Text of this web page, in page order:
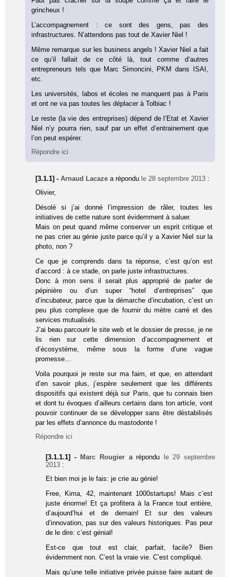
grincheux !
L’accompagnement : ce sont des gens, pas des
infrastructures. N’attendons pas tout de Xavier Niel !
Même remarque sur les business angels ! Xavier Niel a fait
ce qu’il fallait de ce côté là, tout comme d’autres
entrepreneurs tels que Marc Simoncini, PKM dans ISAI,
etc.
Les universités, labos et écoles ne manquent pas à Paris
et ont ne va pas toutes les déplacer à Tolbiac !
Le reste (la vie des entreprises) dépend de l’Etat et Xavier
Niel n’y pourra rien, sauf par un effet d’entrainement que
l’on peut espérer.
Répondre ici
[3.1.1] -Arnaud Lacaze a répondu le 28 septembre 2013 :
Olivier,
Désolé si j’ai donné l’impression de râler, toutes les
initiatives de cette nature sont évidemment à saluer.
Mais on peut quand même conserver un esprit critique et
ne pas crier au génie juste parce qu’il y a Xavier Niel sur la
photo, non ?
Ce que je comprends dans ta réponse, c’est qu’on est
d’accord : à ce stade, on parle juste infrastructures.
Donc à mon sens il serait plus approprié de parler de
pépinière ou d’un super “hotel d’entreprises” que
d’incubateur, parce que la démarche d’incubation, c’est un
peu plus complexe que de fournir du mètre carré et des
services mutualisés.
J’ai beau parcourir le site web et le dossier de presse, je ne
lis rien sur cette dimension d’accompagnement et
d’écosystème, même sous la forme d’une vague
promesse…
Voila pourquoi je reste sur ma faim, et que, en attendant
d’en savoir plus, j’espère seulement que les différents
dispositifs qui existent déjà sur Paris, que tu connais bien
et dont tu évoques d’ailleurs certains dans ton article, vont
pouvoir continuer de se développer sans être déstabilisés
par les effets d’annonce du mastodonte !
Répondre ici
[3.1.1.1] - Marc Rougier a répondu
le 29 septembre
2013 :
Et bien moi je le fais: je crie au génie!
Free, Kima, 42, maintenant 1000startups! Mais c’est
juste énorme! Et ça profitera à la France tout entière,
d’aujourd’hui et de demain! Et sur des valeurs
d’innovation, pas sur des valeurs historiques. Pas peur
de le dire: c’est génial!
Est-ce que tout est clair, parfait, facile? Bien
évidemment non. C’est la vraie vie. C’est compliqué.
Mais qu’une telle initiative privée puisse faire autant de